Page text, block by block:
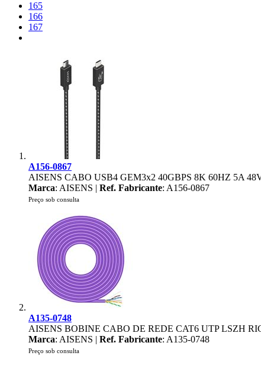
165
166
167
A156-0867
AISENS CABO USB4 GEM3x2 40GBPS 8K 60HZ 5A
Marca: AISENS | Ref. Fabricante: A156-0867
Preço sob consulta
A135-0748
AISENS BOBINE CABO DE REDE CAT6 UTP LSZH
Marca: AISENS | Ref. Fabricante: A135-0748
Preço sob consulta